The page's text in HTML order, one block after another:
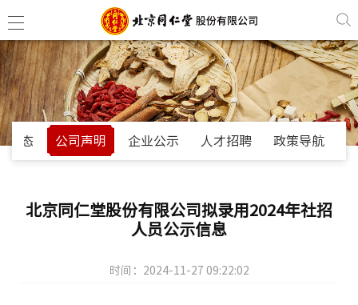
公司概
销售与
动态 公司声明 企业公示 人才招聘 政策导航
北京同仁堂股份有限公司拟录用2024年社招
人员公示信息
时间：2024-11-27 09:22:02